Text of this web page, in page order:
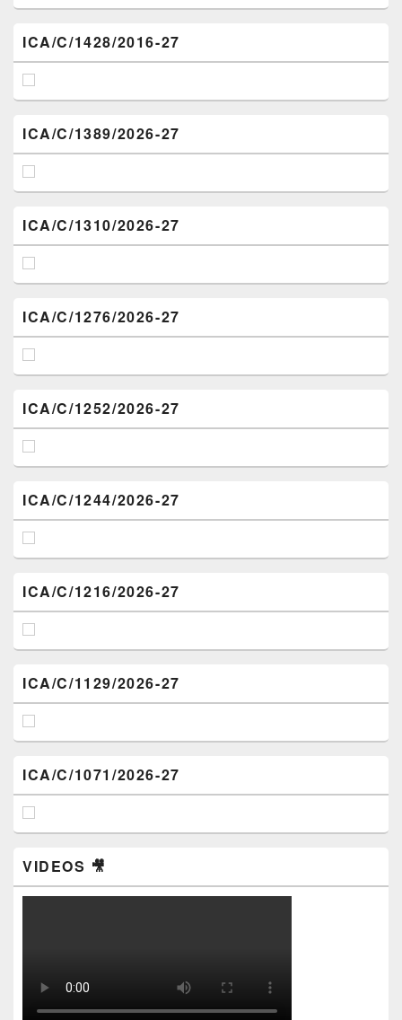
ICA/C/1428/2016-27
ICA/C/1389/2026-27
ICA/C/1310/2026-27
ICA/C/1276/2026-27
ICA/C/1252/2026-27
ICA/C/1244/2026-27
ICA/C/1216/2026-27
ICA/C/1129/2026-27
ICA/C/1071/2026-27
VIDEOS 🎥